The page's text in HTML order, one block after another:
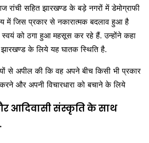
रांची सहित झारखण्ड के बड़े नगरों में डेमोग्राफी
में जिस प्रकार से नकारात्मक बदलाव हुआ है
को ठगा हुआ महसूस कर रहे हैं. उन्होंने कहा
झारखण्ड के लिये यह घातक स्थिति है.
से अपील की कि वह अपने बीच किसी भी प्रकार
और अपनी विचारधारा को बचाने के लिये
आदिवासी संस्कृति के साथ